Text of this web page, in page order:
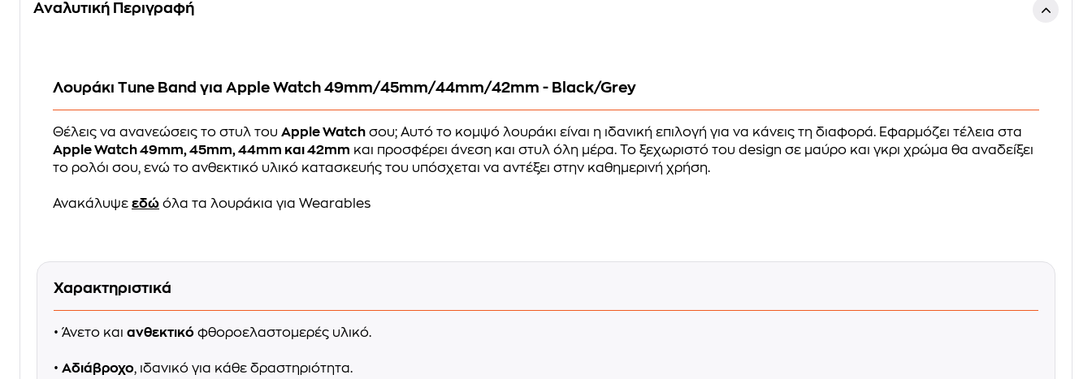
Αναλυτική Περιγραφή
Λουράκι Tune Band για Apple Watch 49mm/45mm/44mm/42mm - Black/Grey
Θέλεις να ανανεώσεις το στυλ του Apple Watch σου; Αυτό το κομψό λουράκι είναι η ιδανική επιλογή για να κάνεις τη διαφορά. Εφαρμόζει τέλεια στα
Apple Watch 49mm, 45mm, 44mm και 42mm και προσφέρει άνεση και στυλ όλη μέρα. Το ξεχωριστό του design σε μαύρο και γκρι χρώμα θα αναδείξει
το ρολόι σου, ενώ το ανθεκτικό υλικό κατασκευής του υπόσχεται να αντέξει στην καθημερινή χρήση.
Ανακάλυψε εδώ όλα τα λουράκια για Wearables
Χαρακτηριστικά
• Άνετο και ανθεκτικό φθοροελαστομερές υλικό.
• Αδιάβροχο, ιδανικό για κάθε δραστηριότητα.